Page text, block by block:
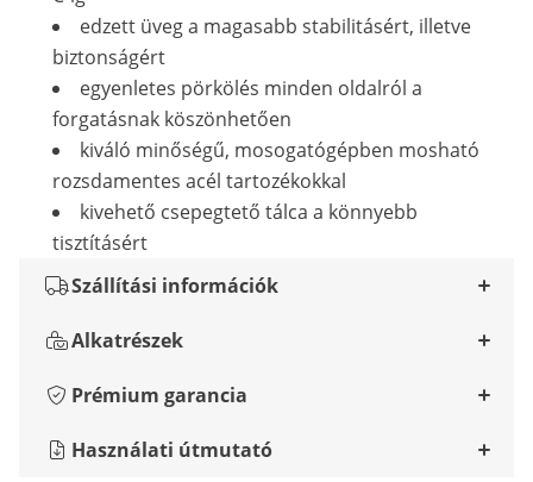
edzett üveg a magasabb stabilitásért, illetve
biztonságért
egyenletes pörkölés minden oldalról a
forgatásnak köszönhetően
kiváló minőségű, mosogatógépben mosható
rozsdamentes acél tartozékokkal
kivehető csepegtető tálca a könnyebb
tisztításért
Szállítási információk
Alkatrészek
Prémium garancia
Használati útmutató